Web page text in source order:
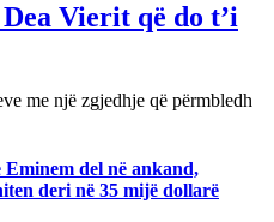
Vierit që do t’i
me një zgjedhje që përmbledh
Eminem del në ankand,
deri në 35 mijë dollarë